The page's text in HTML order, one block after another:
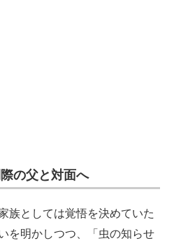
の父と対面へ
族としては覚悟を決めていた
を明かしつつ、「虫の知らせ